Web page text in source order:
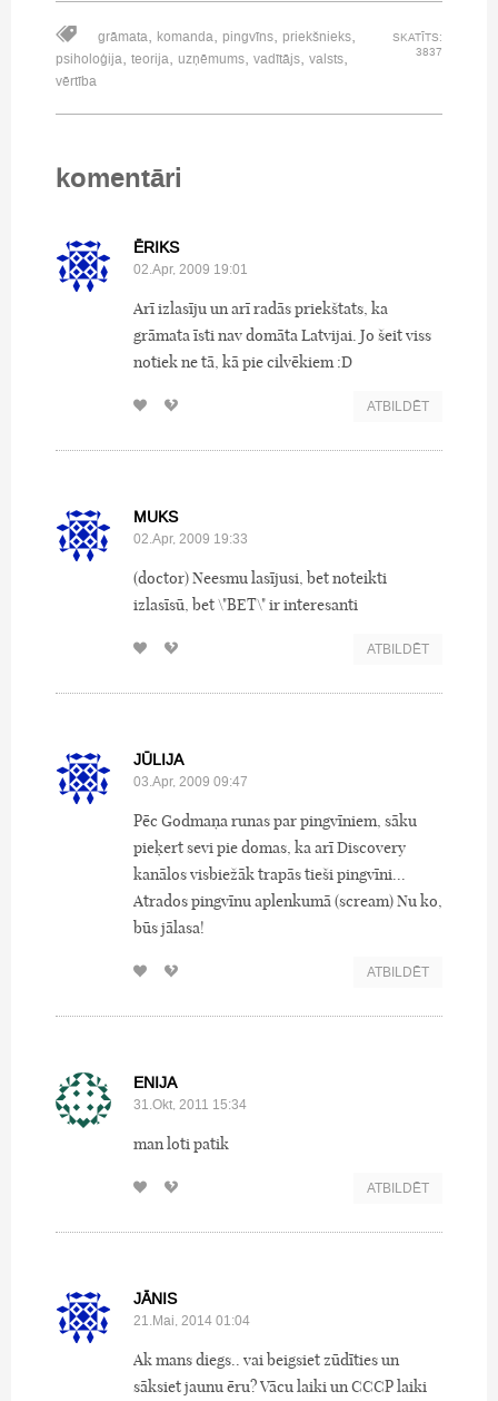
grāmata, komanda, pingvīns, priekšnieks,
psiholoģija, teorija, uzņēmums, vadītājs, valsts,
vērtība
SKATĪTS:
3837
komentāri
ĒRIKS
02.Apr, 2009 19:01
Arī izlasīju un arī radās priekštats, ka
grāmata īsti nav domāta Latvijai. Jo šeit viss
notiek ne tā, kā pie cilvēkiem :D
ATBILDĒT
MUKS
02.Apr, 2009 19:33
(doctor) Neesmu lasījusi, bet noteikti
izlasīsū, bet \"BET\" ir interesanti
ATBILDĒT
JŪLIJA
03.Apr, 2009 09:47
Pēc Godmaņa runas par pingvīniem, sāku
pieķert sevi pie domas, ka arī Discovery
kanālos visbiežāk trapās tieši pingvīni...
Atrados pingvīnu aplenkumā (scream) Nu ko,
būs jālasa!
ATBILDĒT
ENIJA
31.Okt, 2011 15:34
man loti patik
ATBILDĒT
JĀNIS
21.Mai, 2014 01:04
Ak mans diegs.. vai beigsiet zūdīties un
sāksiet jaunu ēru? Vācu laiki un CCCP laiki